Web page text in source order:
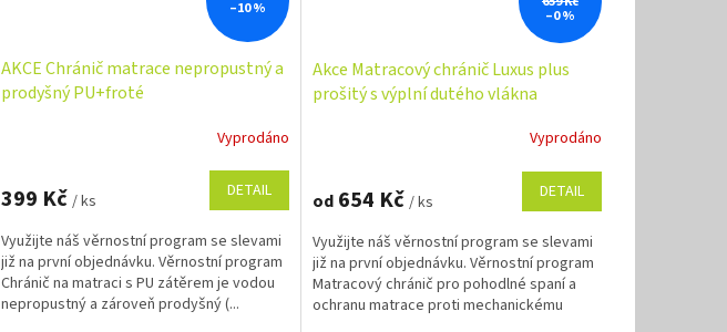
–10 %
AKCE Chránič matrace nepropustný a
prodyšný PU+froté
je
z
5
hvězdiček.
Vyprodáno
399 Kč / ks DETAIL
Využijte náš věrnostní program se slevami
již na první objednávku. Věrnostní program
Chránič na matraci s PU zátěrem je vodou
nepropustný a zároveň prodyšný (...
–0 %
Akce Matracový chránič Luxus plus
prošitý s výplní dutého vlákna
Vyprodáno
od654 Kč / ks DETAIL
Využijte náš věrnostní program se slevami
již na první objednávku. Věrnostní program
Matracový chránič pro pohodlné spaní a
ochranu matrace proti mechanickému